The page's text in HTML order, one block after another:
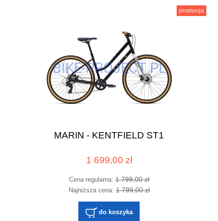
MARIN - KENTFIELD ST1
1 699,00 zł
Cena regularna:1 799,00 zł
Najniższa cena:1 799,00 zł
do koszyka
promocja